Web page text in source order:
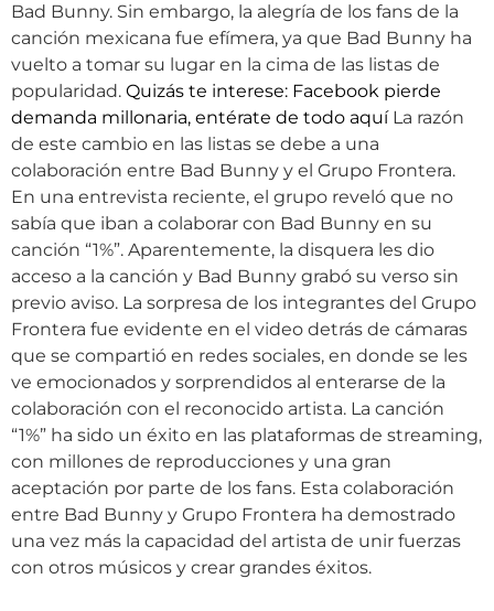
Bad Bunny. Sin embargo, la alegría de los fans de la
canción mexicana fue efímera, ya que Bad Bunny ha
vuelto a tomar su lugar en la cima de las listas de
popularidad. Quizás te interese: Facebook pierde
demanda millonaria, entérate de todo aquíLa razón
de este cambio en las listas se debe a una
colaboración entre Bad Bunny y el Grupo Frontera.
En una entrevista reciente, el grupo reveló que no
sabía que iban a colaborar con Bad Bunny en su
canción “1%”. Aparentemente, la disquera les dio
acceso a la canción y Bad Bunny grabó su verso sin
previo aviso. La sorpresa de los integrantes del Grupo
Frontera fue evidente en el video detrás de cámaras
que se compartió en redes sociales, en donde se les
ve emocionados y sorprendidos al enterarse de la
colaboración con el reconocido artista. La canción
“1%” ha sido un éxito en las plataformas de streaming,
con millones de reproducciones y una gran
aceptación por parte de los fans. Esta colaboración
entre Bad Bunny y Grupo Frontera ha demostrado
una vez más la capacidad del artista de unir fuerzas
con otros músicos y crear grandes éxitos.